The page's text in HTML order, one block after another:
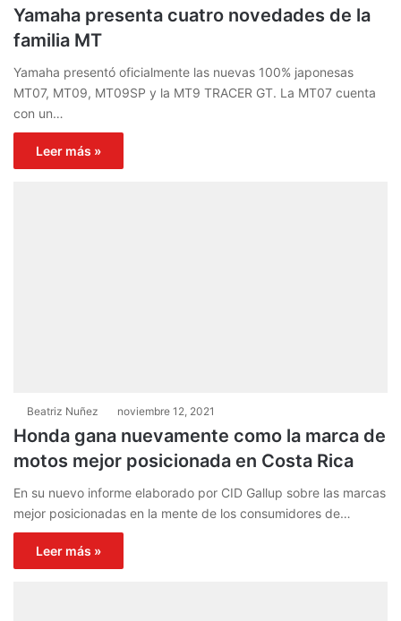
Yamaha presenta cuatro novedades de la
familia MT
Yamaha presentó oficialmente las nuevas 100% japonesas
MT07, MT09, MT09SP y la MT9 TRACER GT. La MT07 cuenta
con un…
Leer más »
Beatriz Nuñez noviembre 12, 2021
Honda gana nuevamente como la marca de
motos mejor posicionada en Costa Rica
En su nuevo informe elaborado por CID Gallup sobre las marcas
mejor posicionadas en la mente de los consumidores de…
Leer más »